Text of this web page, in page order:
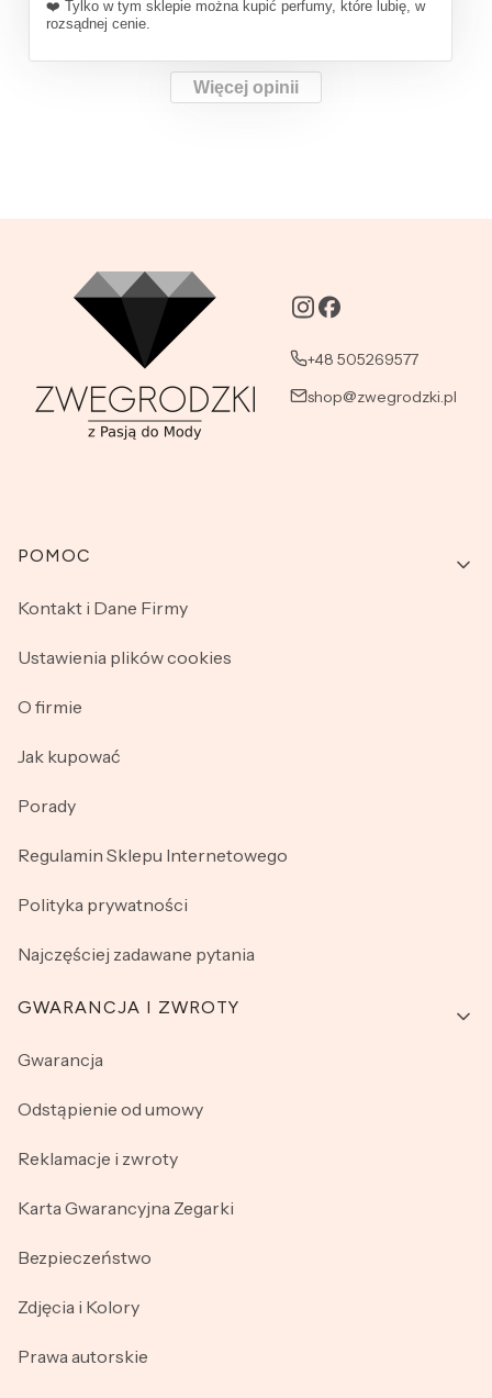
❤️ Tylko w tym sklepie można kupić perfumy, które lubię, w
rozsądnej cenie.
Więcej opinii
+48 505269577
shop@zwegrodzki.pl
Linki w stopce
POMOC
Kontakt i Dane Firmy
Ustawienia plików cookies
O firmie
Jak kupować
Porady
Regulamin Sklepu Internetowego
Polityka prywatności
Najczęściej zadawane pytania
GWARANCJA I ZWROTY
Gwarancja
Odstąpienie od umowy
Reklamacje i zwroty
Karta Gwarancyjna Zegarki
Bezpieczeństwo
Zdjęcia i Kolory
Prawa autorskie